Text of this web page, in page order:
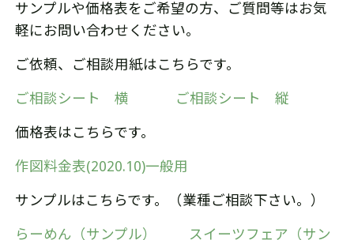
サンプルや価格表をご希望の方、ご質問等はお気
軽にお問い合わせください。
ご依頼、ご相談用紙はこちらです。
ご相談シート 横 ご相談シート 縦
価格表はこちらです。
作図料金表(2020.10)一般用
サンプルはこちらです。（業種ご相談下さい。）
らーめん（サンプル）
スイーツフェア（サン